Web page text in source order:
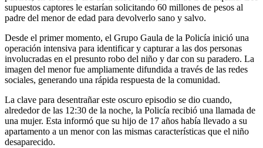
supuestos captores le estarían solicitando 60 millones de pesos al
padre del menor de edad para devolverlo sano y salvo.
Desde el primer momento, el Grupo Gaula de la Policía inició una
operación intensiva para identificar y capturar a las dos personas
involucradas en el presunto robo del niño y dar con su paradero. La
imagen del menor fue ampliamente difundida a través de las redes
sociales, generando una rápida respuesta de la comunidad.
La clave para desentrañar este oscuro episodio se dio cuando,
alrededor de las 12:30 de la noche, la Policía recibió una llamada de
una mujer. Esta informó que su hijo de 17 años había llevado a su
apartamento a un menor con las mismas características que el niño
desaparecido.